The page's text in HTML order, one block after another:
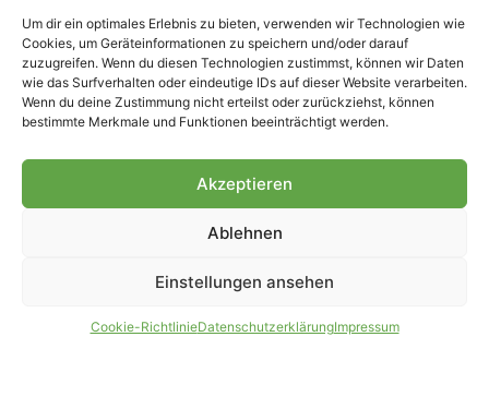
Um dir ein optimales Erlebnis zu bieten, verwenden wir Technologien wie
Cookies, um Geräteinformationen zu speichern und/oder darauf
zuzugreifen. Wenn du diesen Technologien zustimmst, können wir Daten
wie das Surfverhalten oder eindeutige IDs auf dieser Website verarbeiten.
Wenn du deine Zustimmung nicht erteilst oder zurückziehst, können
bestimmte Merkmale und Funktionen beeinträchtigt werden.
Akzeptieren
Ablehnen
Einstellungen ansehen
Cookie-RichtlinieDatenschutzerklärungImpressum
offiziell eingetragenes Magazin
bei der Deutschen
Nationalbibliothek (ISSN 1868-
8233). Nachdruck und
Weiterverarbeitung, auch
auszugsweise, nur mit
PARTNER WERDEN
AGB